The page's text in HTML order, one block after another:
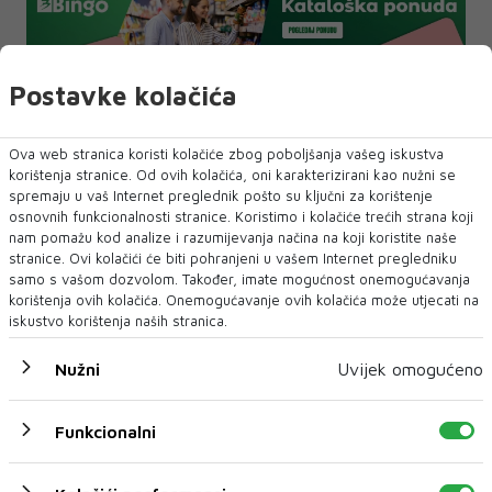
NAJNOVIJE NAJČITANIJE
Postavke kolačića
Ova web stranica koristi kolačiće zbog poboljšanja vašeg iskustva
korištenja stranice. Od ovih kolačića, oni karakterizirani kao nužni se
spremaju u vaš Internet preglednik pošto su ključni za korištenje
osnovnih funkcionalnosti stranice. Koristimo i kolačiće trećih strana koji
nam pomažu kod analize i razumijevanja načina na koji koristite naše
stranice. Ovi kolačići će biti pohranjeni u vašem Internet pregledniku
samo s vašom dozvolom. Također, imate mogućnost onemogućavanja
korištenja ovih kolačića. Onemogućavanje ovih kolačića može utjecati na
iskustvo korištenja naših stranica.
Nužni Uvijek omogućeno
Funkcionalni